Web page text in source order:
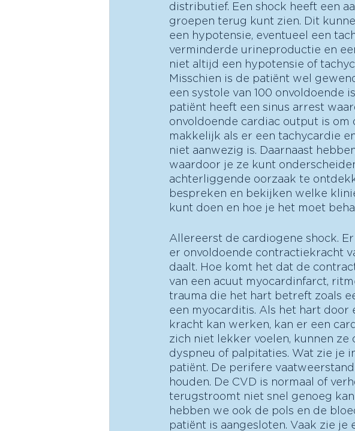
distributief. Een shock heeft een
groepen terug kunt zien. Dit
een hypotensie, eventueel een
verminderde urineproductie en
niet altijd een hypotensie of
Misschien is de patiënt wel
een systole van 100 onvoldoende
patiënt heeft een sinus arrest
onvoldoende cardiac output is
makkelijk als er een tachycardie
niet aanwezig is. Daarnaast
waardoor je ze kunt
achterliggende oorzaak te
bespreken en bekijken welke
kunt doen en hoe je het moet
Allereerst de cardiogene shock.
er onvoldoende contractiekracht
daalt. Hoe komt het dat de
van een acuut myocardinfarct,
trauma die het hart betreft zoals
een myocarditis. Als het hart door
kracht kan werken, kan er een
zich niet lekker voelen, kunnen
dyspneu of palpitaties. Wat zie je
patiënt. De perifere
houden. De CVD is normaal of
terugstroomt niet snel genoeg
hebben we ook de pols en de
patiënt is aangesloten. Vaak zie